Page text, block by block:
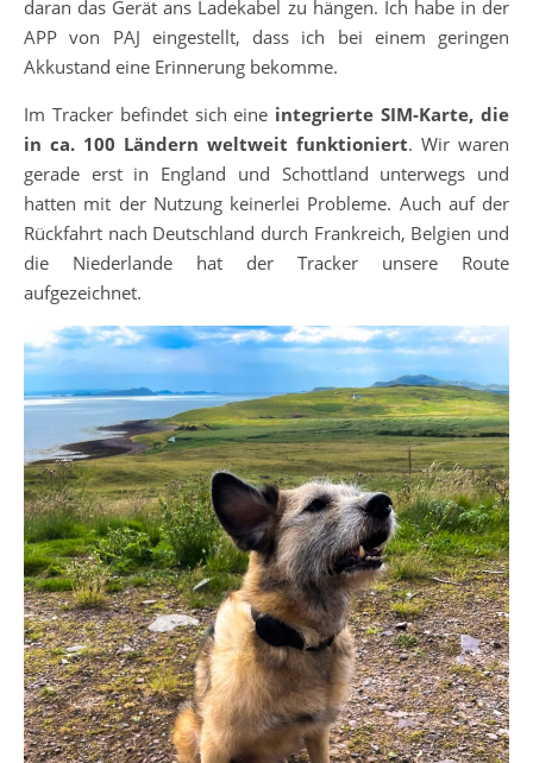
daran das Gerät ans Ladekabel zu hängen. Ich habe in der
APP von PAJ eingestellt, dass ich bei einem geringen
Akkustand eine Erinnerung bekomme.
Im Tracker befindet sich eine integrierte SIM-Karte, die
in ca. 100 Ländern weltweit funktioniert. Wir waren
gerade erst in England und Schottland unterwegs und
hatten mit der Nutzung keinerlei Probleme. Auch auf der
Rückfahrt nach Deutschland durch Frankreich, Belgien und
die Niederlande hat der Tracker unsere Route
aufgezeichnet.